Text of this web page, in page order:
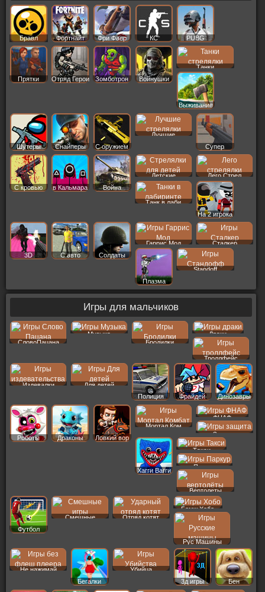
Бравл
Старс
Фортнайт Фри Фаер КС PUBG
Прятки Отряд Герои Зомботрон Войнушки
Танки
Выживание
Шутеры Снайперы С оружием
Лучшие
Супер
С кровью в Кальмара Война
Детские Лего Стрел
Танк в лаби
На 2 игрока
3D С авто Солдаты
Гаррис Мод Сталкер
Плазма
Standoff
Игры для мальчиков
СловоПацана
Музыка
Бродилки
Драки
Троллфейс
Издевалки
Для детей
Полиция
Фрайдей Динозавры
Роботы Драконы Ловкий вор
Мортал Ком
ФНАФ
Защита
Хагги Вагги
Такси
Паркур
Вертолеты
Футбол
Смешные Отряд котят
Бомж Хобо
Рус Машины
Не нажимай
Бегалки
Убийца
3д игры
Бен